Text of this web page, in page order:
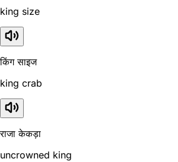
king size
किंग साइज
king crab
राजा केकड़ा
uncrowned king